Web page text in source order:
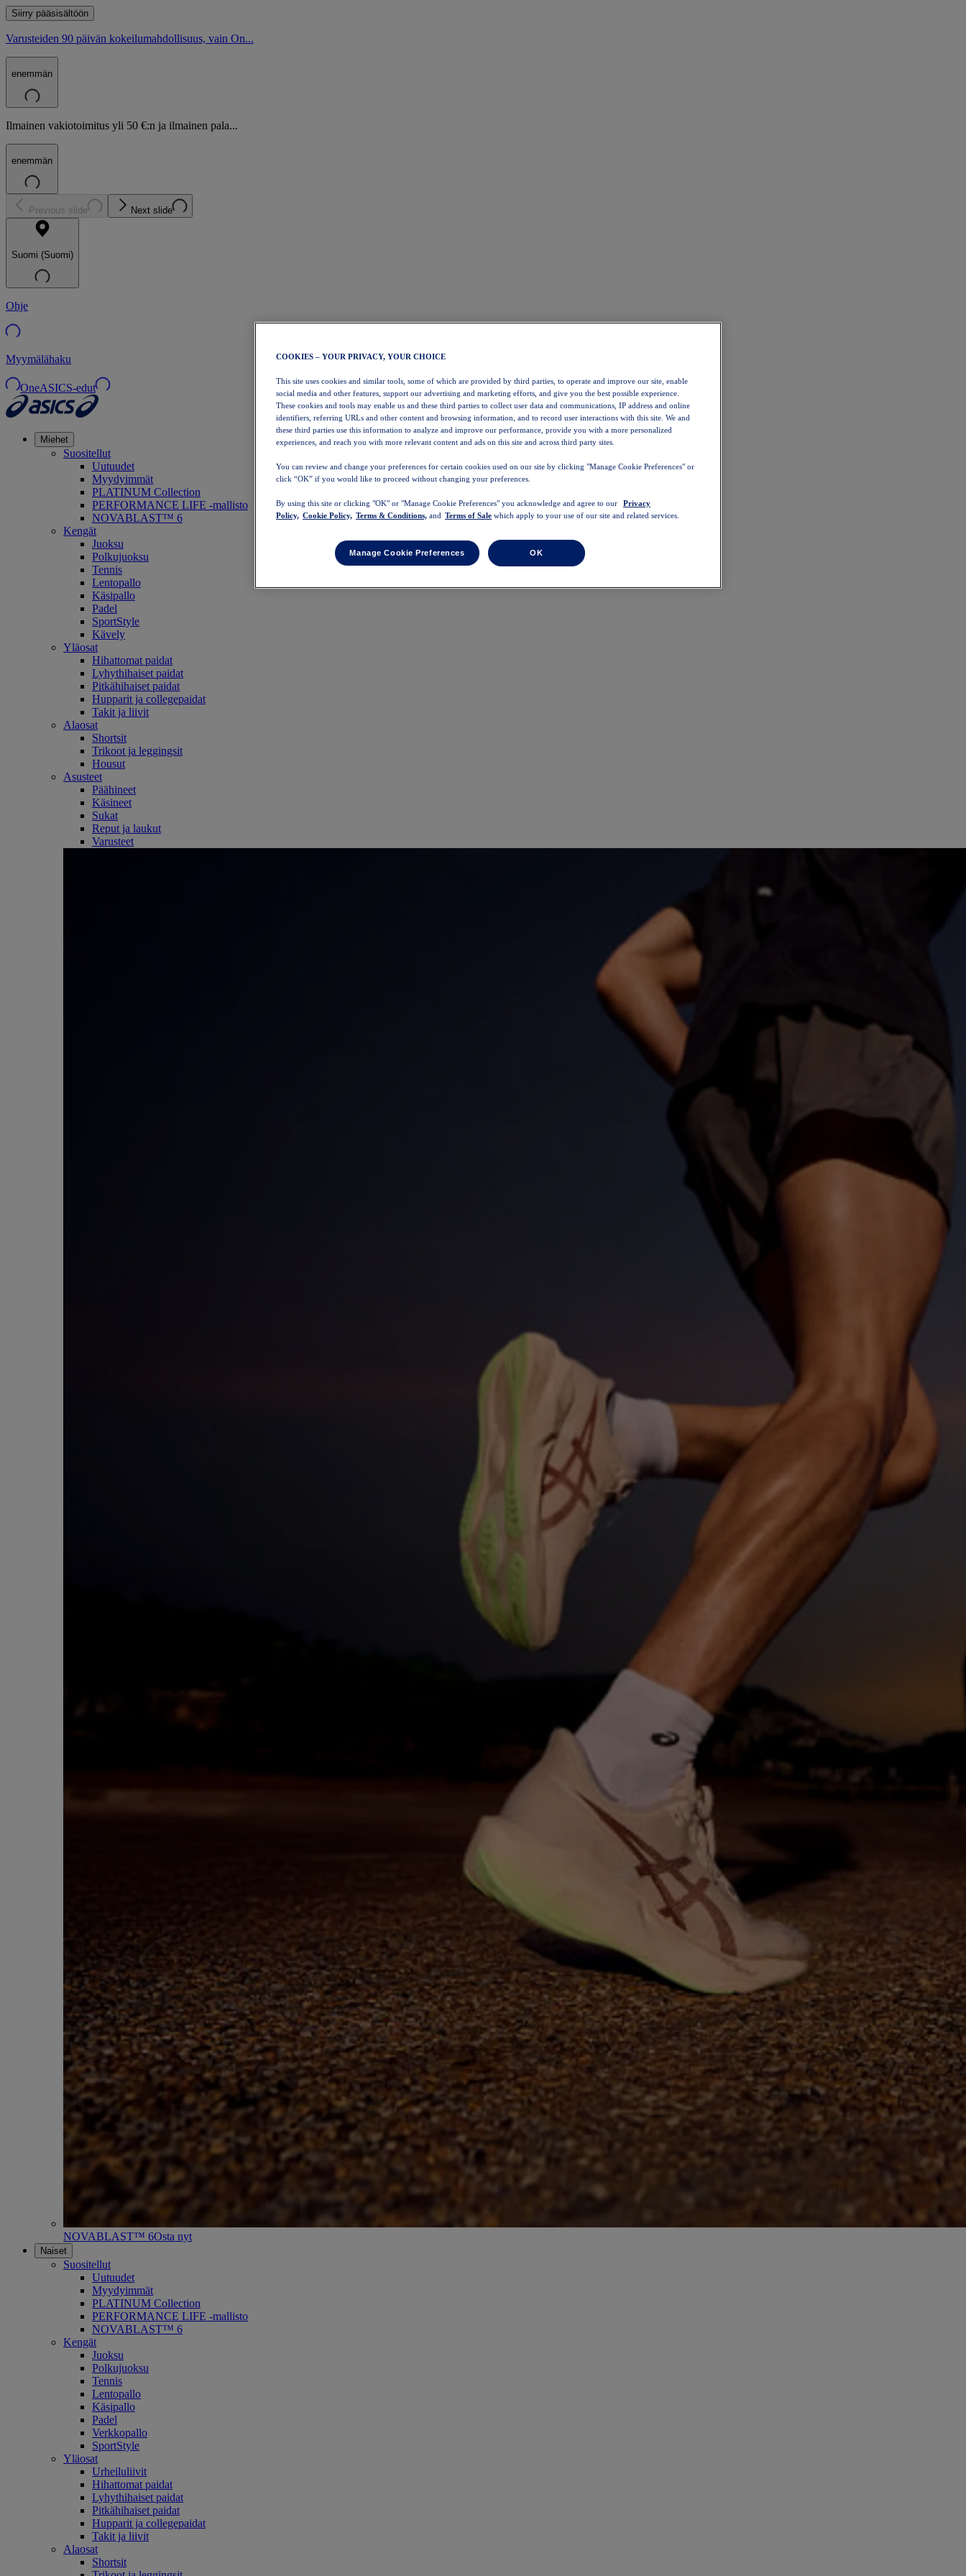
Siirry pääsisältöön
Varusteiden 90 päivän kokeilumahdollisuus, vain On...
enemmän
Ilmainen vakiotoimitus yli 50 €:n ja ilmainen pala...
enemmän
Previous slide Next slide
Suomi (Suomi)
Ohje
Myymälähaku
OneASICS-edut
Miehet
Suositellut
Uutuudet
Myydyimmät
PLATINUM Collection
PERFORMANCE LIFE -mallisto
NOVABLAST™ 6
Kengät
Juoksu
Polkujuoksu
Tennis
Lentopallo
Käsipallo
Padel
SportStyle
Kävely
Yläosat
Hihattomat paidat
Lyhythihaiset paidat
Pitkähihaiset paidat
Hupparit ja collegepaidat
Takit ja liivit
Alaosat
Shortsit
Trikoot ja leggingsit
Housut
Asusteet
Päähineet
Käsineet
Sukat
Reput ja laukut
Varusteet
NOVABLAST™ 6Osta nyt
Naiset
Suositellut
Uutuudet
Myydyimmät
PLATINUM Collection
PERFORMANCE LIFE -mallisto
NOVABLAST™ 6
Kengät
Juoksu
Polkujuoksu
Tennis
Lentopallo
Käsipallo
Padel
Verkkopallo
SportStyle
Yläosat
Urheiluliivit
Hihattomat paidat
Lyhythihaiset paidat
Pitkähihaiset paidat
Hupparit ja collegepaidat
Takit ja liivit
Alaosat
Shortsit
COOKIES – YOUR PRIVACY, YOUR CHOICE
This site uses cookies and similar tools, some of which are provided by third parties, to operate and improve our site, enable
social media and other features, support our advertising and marketing efforts, and give you the best possible experience.
These cookies and tools may enable us and these third parties to collect user data and communications, IP address and online
identifiers, referring URLs and other content and browsing information, and to record user interactions with this site. We and
these third parties use this information to analyze and improve our performance, provide you with a more personalized
experiences, and reach you with more relevant content and ads on this site and across third party sites.
You can review and change your preferences for certain cookies used on our site by clicking "Manage Cookie Preferences" or
click “OK” if you would like to proceed without changing your preferences.
By using this site or clicking "OK" or "Manage Cookie Preferences" you acknowledge and agree to our
Privacy
Policy, Cookie Policy, Terms & Conditions, and Terms of Sale which apply to your use of our site and related services.
Manage Cookie Preferences OK